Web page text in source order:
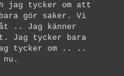
jag tycker om att
gör saker. Vi
.. Jag känner
Jag tycker bara
tycker om .. ..